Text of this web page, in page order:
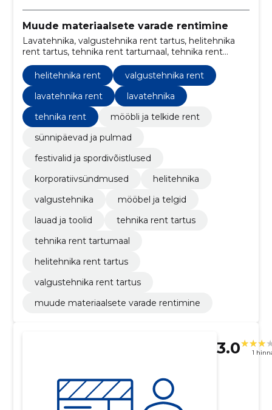
Muude materiaalsete varade rentimine
Lavatehnika, valgustehnika rent tartus, helitehnika
rent tartus, tehnika rent tartumaal, tehnika rent
tartus, lauad ja toolid, Mööbel, tehnika rent, mööbel ja
telgid, mööbli ja telkide rent
helitehnika rent
valgustehnika rent
lavatehnika rent
lavatehnika
tehnika rent
mööbli ja telkide rent
sünnipäevad ja pulmad
festivalid ja spordivõistlused
korporatiivsündmused
helitehnika
valgustehnika
mööbel ja telgid
lauad ja toolid
tehnika rent tartus
tehnika rent tartumaal
helitehnika rent tartus
valgustehnika rent tartus
muude materiaalsete varade rentimine
3.0 1